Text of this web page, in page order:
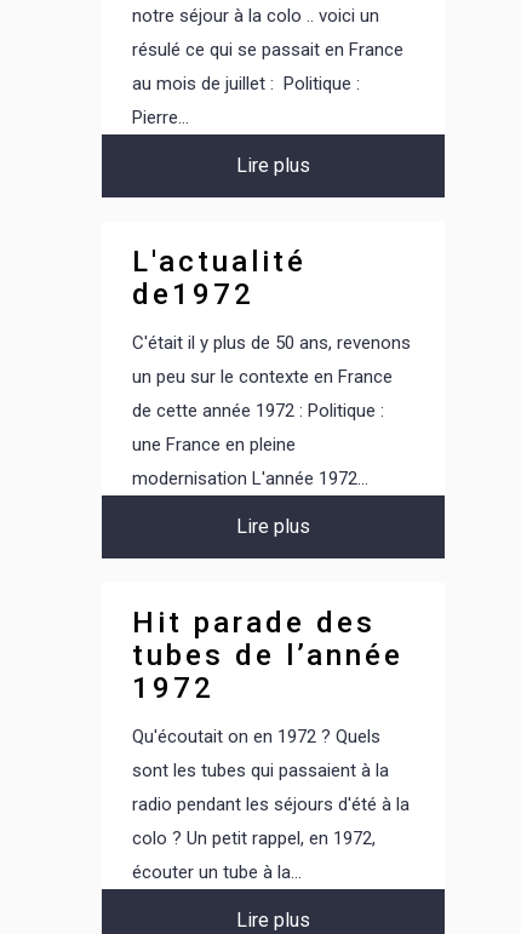
notre séjour à la colo .. voici un
résulé ce qui se passait en France
au mois de juillet : Politique :
Pierre...
Lire plus
L'actualité
de1972
C'était il y plus de 50 ans, revenons
un peu sur le contexte en France
de cette année 1972 : Politique :
une France en pleine
modernisation L'année 1972...
Lire plus
Hit parade des
tubes de l’année
1972
Qu'écoutait on en 1972 ? Quels
sont les tubes qui passaient à la
radio pendant les séjours d'été à la
colo ? Un petit rappel, en 1972,
écouter un tube à la...
Lire plus